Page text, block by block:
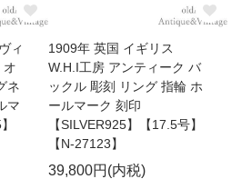
ィ
オ
ネ
マ
1909年 英国 イギリス
W.H.I工房 アンティーク バ
ックル 彫刻 リング 指輪 ホ
ールマーク 刻印
【SILVER925】【17.5号】
【N-27123】
39,800円(内税)